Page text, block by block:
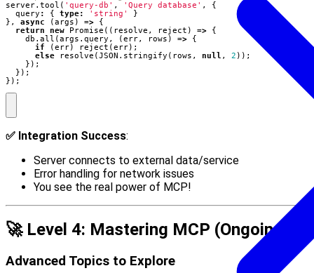
server. tool ( 'query-db' , 'Query database' ,
{
query : { type: 'string'
}
},
async (args ) =>
{
return
new Promise (( resolve , reject ) =>
{
db . all (args . query , (err, rows ) =>
{
if
(err) reject (err);
else
resolve (JSON . stringify ( rows , null , 2 ));
});
});
});
✅ Integration Success:
Server connects to external data/service
Error handling for network issues
You see the real power of MCP!
🚀 Level 4: Mastering MCP (Ongoing)
Advanced Topics to Explore